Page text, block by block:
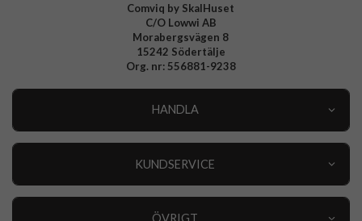
Comviq by SkalHuset
C/O Lowwi AB
Morabergsvägen 8
15242 Södertälje
Org. nr: 556881-9238
HANDLA
KUNDSERVICE
ÖVRIGT